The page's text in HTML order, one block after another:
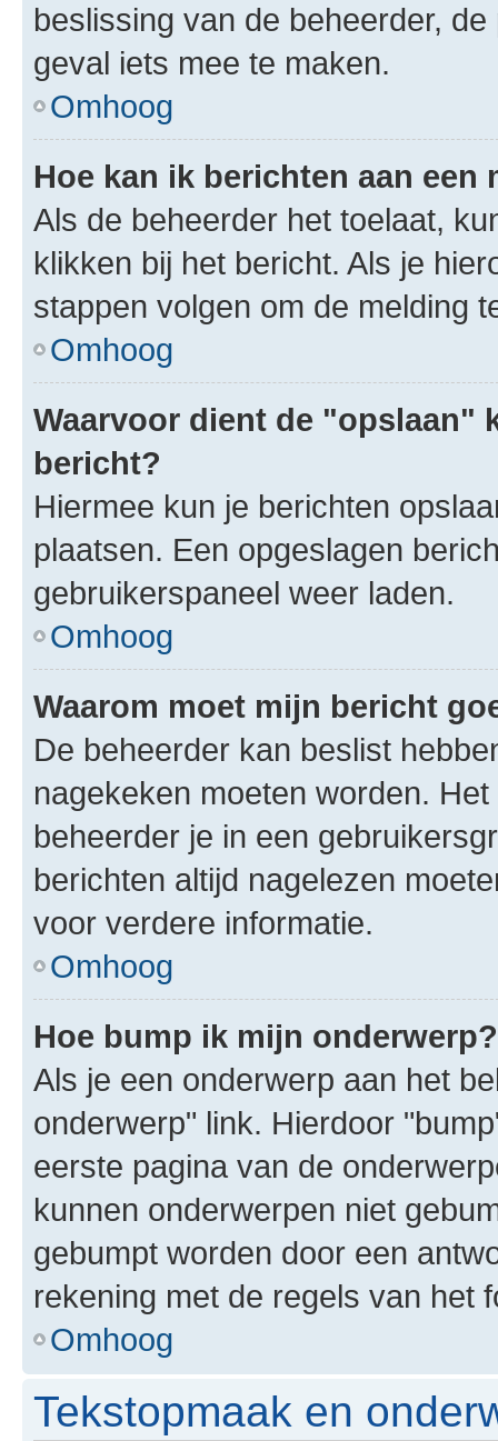
beslissing van de beheerder,
geval iets mee te maken.
Omhoog
Hoe kan ik berichten aan een
Als de beheerder het toelaat,
klikken bij het bericht. Als je
stappen volgen om de melding
Omhoog
Waarvoor dient de "opslaan"
bericht?
Hiermee kun je berichten
plaatsen. Een opgeslagen
gebruikerspaneel weer laden.
Omhoog
Waarom moet mijn bericht
De beheerder kan beslist
nagekeken moeten worden.
beheerder je in een
berichten altijd nagelezen
voor verdere informatie.
Omhoog
Hoe bump ik mijn onderwerp?
Als je een onderwerp aan het
onderwerp" link. Hierdoor
eerste pagina van de
kunnen onderwerpen niet
gebumpt worden door een
rekening met de regels van het
Omhoog
Tekstopmaak en